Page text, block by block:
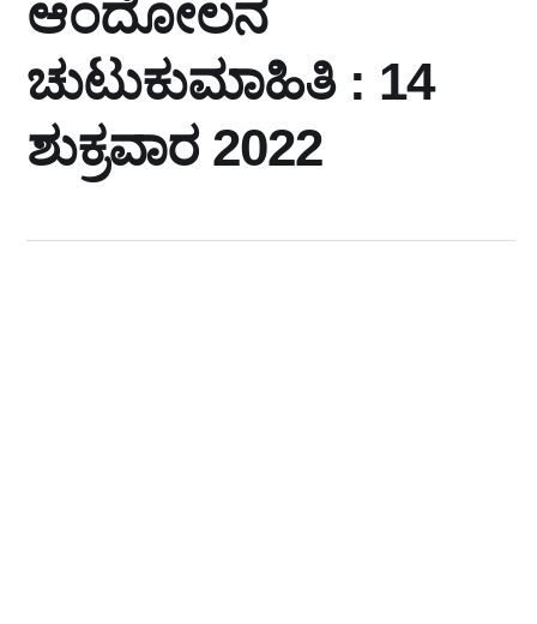
ಆಂದೋಲನ
ಚುಟುಕುಮಾಹಿತಿ : 14
ಶುಕ್ರವಾರ 2022